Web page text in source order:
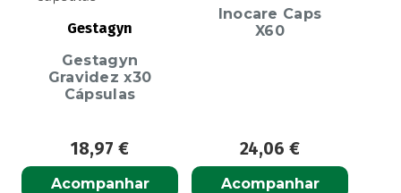
Gestagyn
Gestagyn
Gravidez x30
Cápsulas
18,97 €
Acompanhar
Inocare Caps
X60
24,06 €
Acompanhar